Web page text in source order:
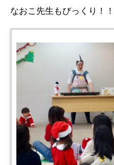
なおこ先生もびっくり！！